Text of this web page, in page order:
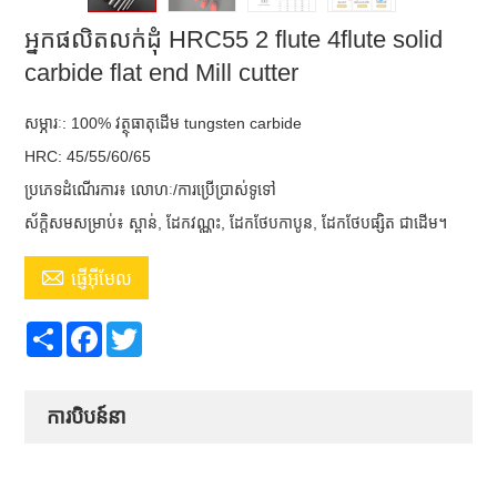
អ្នកផលិតលក់ដុំ HRC55 2 flute 4flute solid
carbide flat end Mill cutter
សម្ភារៈ: 100% វត្ថុធាតុដើម tungsten carbide
HRC: 45/55/60/65
ប្រភេទដំណើរការ៖ លោហៈ/ការប្រើប្រាស់ទូទៅ
ស័ក្តិសមសម្រាប់៖ ស្ពាន់, ដែកវណ្ណះ, ដែកថែបកាបូន, ដែកថែបផ្សិត ជាដើម។
 ផ្ញើអ៊ីមែល
ShareFacebook
ការបិបន៍នា